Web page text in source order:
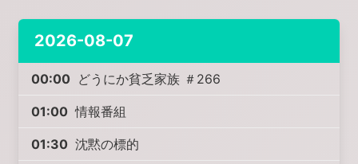
2026-08-07
00:00 どうにか貧乏家族 ＃266
01:00 情報番組
01:30 沈黙の標的